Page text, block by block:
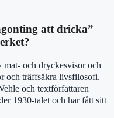
att dricka”
och dryckesvisor och
och träffsäkra livsfilosofi.
och textförfattaren
1930-talet och har fått sitt